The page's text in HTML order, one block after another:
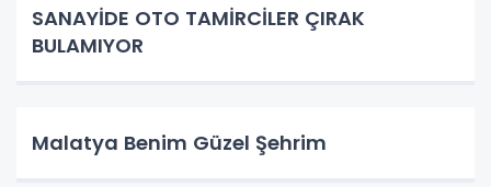
SANAYİDE OTO TAMİRCİLER ÇIRAK
BULAMIYOR
Malatya Benim Güzel Şehrim